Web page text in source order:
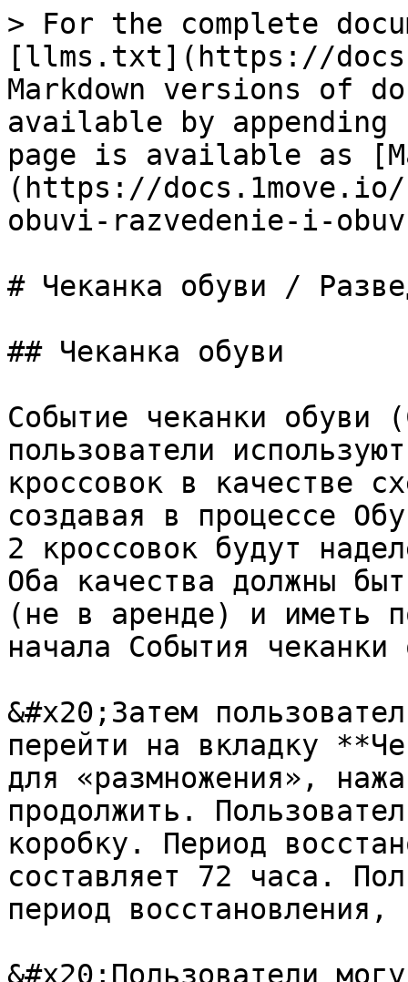
> For the complete
[llms.txt](https://
Markdown versions of
available by
page is available as
(https://
obuvi-razvedenie-i-
# Чеканка обуви /
## Чеканка обуви
Событие чеканки обуви
пользователи
кроссовок в качестве
создавая в процессе
2 кроссовок будут
Оба качества должны
(не в аренде) и иметь
начала События чеканки
&#x20;Затем
перейти на вкладку
для «размножения»,
продолжить.
коробку. Период
составляет 72 часа.
период
&#x20;Пользователи